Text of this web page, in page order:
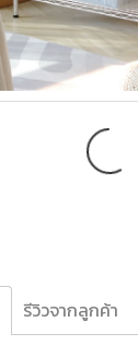
รีวิวจากลูกค้า